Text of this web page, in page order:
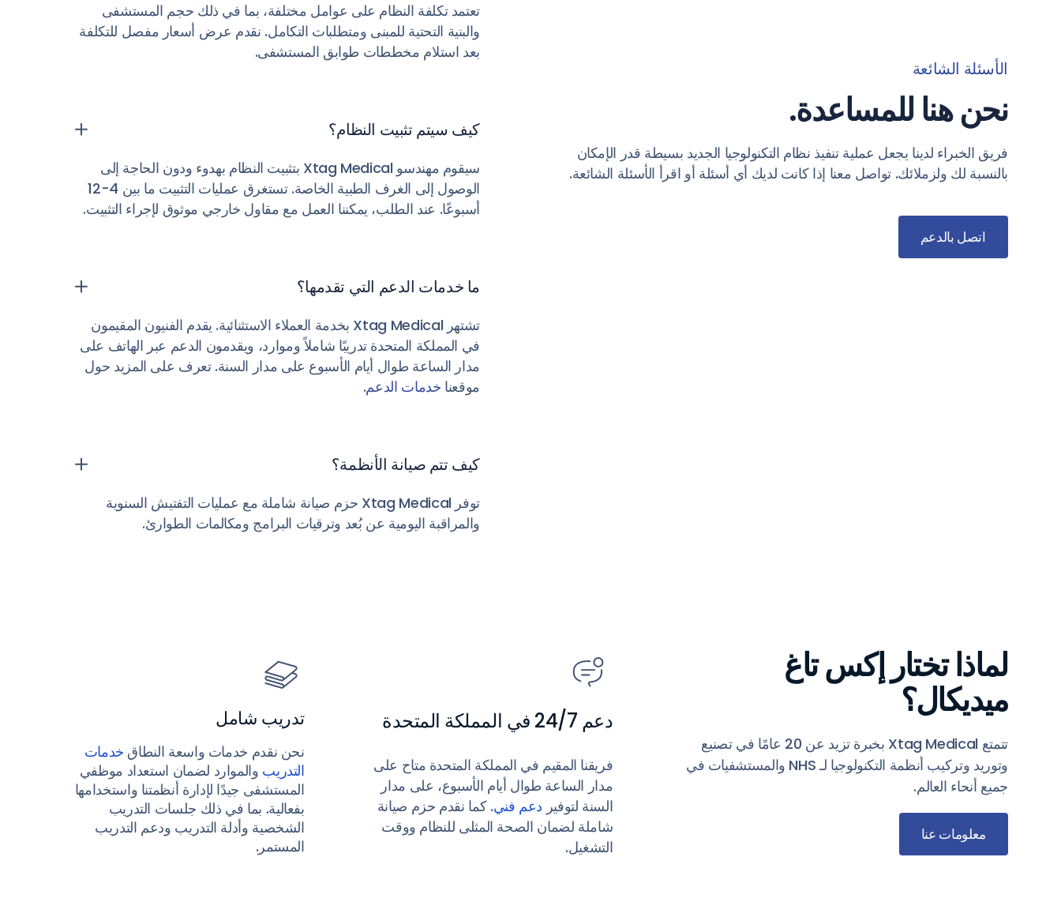
الأسئلة الشائعة
نحن هنا للمساعدة.
فريق الخبراء لدينا يجعل عملية تنفيذ نظام التكنولوجيا الجديد بسيطة قدر الإمكان
بالنسبة لك ولزملائك. تواصل معنا إذا كانت لديك أي أسئلة أو اقرأ الأسئلة الشائعة.
اتصل بالدعم
تعتمد تكلفة النظام على عوامل مختلفة، بما في ذلك حجم المستشفى
والبنية التحتية للمبنى ومتطلبات التكامل. نقدم عرض أسعار مفصل للتكلفة
بعد استلام مخططات طوابق المستشفى.
كيف سيتم تثبيت النظام؟
سيقوم مهندسو Xtag Medical بتثبيت النظام بهدوء ودون الحاجة إلى
الوصول إلى الغرف الطبية الخاصة. تستغرق عمليات التثبيت ما بين 4-12
أسبوعًا. عند الطلب، يمكننا العمل مع مقاول خارجي موثوق لإجراء التثبيت.
ما خدمات الدعم التي تقدمها؟
تشتهر Xtag Medical بخدمة العملاء الاستثنائية. يقدم الفنيون المقيمون
في المملكة المتحدة تدريبًا شاملاً وموارد، ويقدمون الدعم عبر الهاتف على
مدار الساعة طوال أيام الأسبوع على مدار السنة. تعرف على المزيد حول
موقعنا خدمات الدعم.
كيف تتم صيانة الأنظمة؟
توفر Xtag Medical حزم صيانة شاملة مع عمليات التفتيش السنوية
والمراقبة اليومية عن بُعد وترقيات البرامج ومكالمات الطوارئ.
لماذا تختار إكس تاغ
ميديكال؟
تتمتع Xtag Medical بخبرة تزيد عن 20 عامًا في تصنيع
وتوريد وتركيب أنظمة التكنولوجيا لـ NHS والمستشفيات في
جميع أنحاء العالم.
معلومات عنا
دعم 24/7 في المملكة المتحدة
فريقنا المقيم في المملكة المتحدة متاح على
مدار الساعة طوال أيام الأسبوع، على مدار
السنة لتوفير دعم فني. كما نقدم حزم صيانة
شاملة لضمان الصحة المثلى للنظام ووقت
التشغيل.
تدريب شامل
نحن نقدم خدمات واسعة النطاق خدمات
التدريب والموارد لضمان استعداد موظفي
المستشفى جيدًا لإدارة أنظمتنا واستخدامها
بفعالية. بما في ذلك جلسات التدريب
الشخصية وأدلة التدريب ودعم التدريب
المستمر.